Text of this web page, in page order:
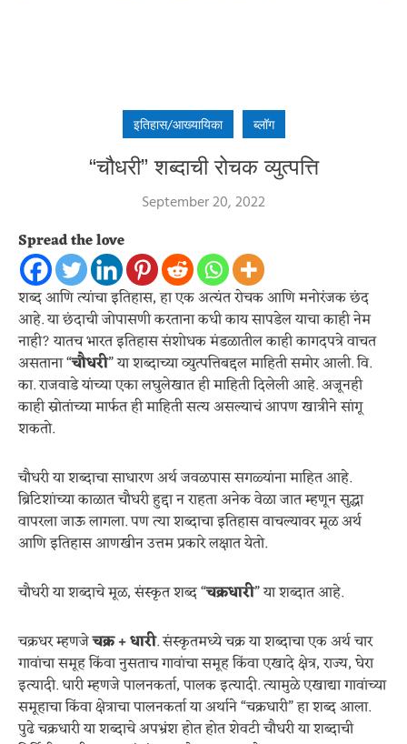
इतिहास/आख्यायिका ब्लॉग
“चौधरी” शब्दाची रोचक व्युत्पत्ति
September 20, 2022
Spread the love
शब्द आणि त्यांचा इतिहास, हा एक अत्यंत रोचक आणि मनोरंजक छंद
आहे. या छंदाची जोपासणी करताना कधी काय सापडेल याचा काही नेम
नाही? यातच भारत इतिहास संशोधक मंडळातील काही कागदपत्रे वाचत
असताना “चौधरी” या शब्दाच्या व्युत्पत्तिबद्दल माहिती समोर आली. वि.
का. राजवाडे यांच्या एका लघुलेखात ही माहिती दिलेली आहे. अजूनही
काही स्रोतांच्या मार्फत ही माहिती सत्य असल्याचं आपण खात्रीने सांगू
शकतो.
चौधरी या शब्दाचा साधारण अर्थ जवळपास सगळ्यांना माहित आहे.
ब्रिटिशांच्या काळात चौधरी हुद्दा न राहता अनेक वेळा जात म्हणून सुद्धा
वापरला जाऊ लागला. पण त्या शब्दाचा इतिहास वाचल्यावर मूळ अर्थ
आणि इतिहास आणखीन उत्तम प्रकारे लक्षात येतो.
चौधरी या शब्दाचे मूळ, संस्कृत शब्द “चक्रधारी” या शब्दात आहे.
चक्रधर म्हणजेचक्र + धारी. संस्कृतमध्ये चक्र या शब्दाचा एक अर्थ चार
गावांचा समूह किंवा नुसताच गावांचा समूह किंवा एखादे क्षेत्र, राज्य, घेरा
इत्यादी. धारी म्हणजे पालनकर्ता, पालक इत्यादी. त्यामुळे एखाद्या गावांच्या
समूहाचा किंवा क्षेत्राचा पालनकर्ता या अर्थाने “चक्रधारी” हा शब्द आला.
पुढे चक्रधारी या शब्दाचे अपभ्रंश होत होत शेवटी चौधरी या शब्दाची